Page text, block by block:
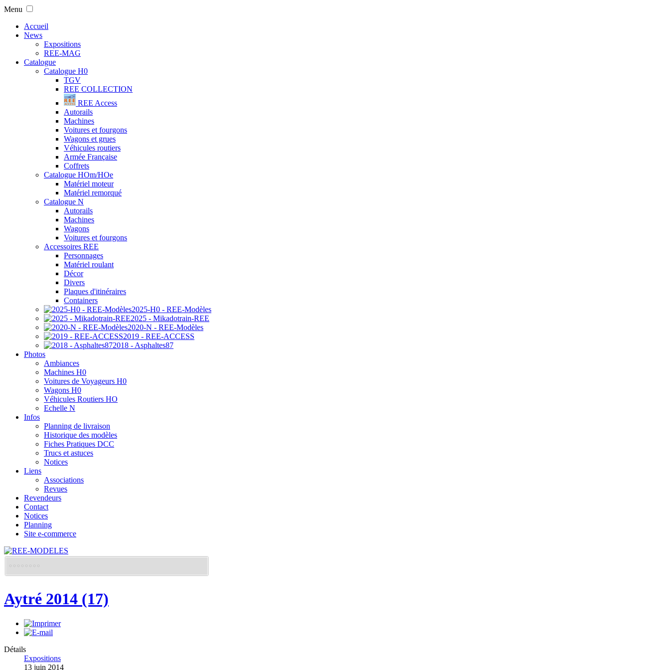
Menu
Accueil
News
Expositions
REE-MAG
Catalogue
Catalogue H0
TGV
REE COLLECTION
REE Access
Autorails
Machines
Voitures et fourgons
Wagons et grues
Véhicules routiers
Armée Française
Coffrets
Catalogue HOm/HOe
Matériel moteur
Matériel remorqué
Catalogue N
Autorails
Machines
Wagons
Voitures et fourgons
Accessoires REE
Personnages
Matériel roulant
Décor
Divers
Plaques d'itinéraires
Containers
2025-H0 - REE-Modèles
2025 - Mikadotrain-REE
2020-N - REE-Modèles
2019 - REE-ACCESS
2018 - Asphaltes87
Photos
Ambiances
Machines H0
Voitures de Voyageurs H0
Wagons H0
Véhicules Routiers HO
Echelle N
Infos
Planning de livraison
Historique des modèles
Fiches Pratiques DCC
Trucs et astuces
Notices
Liens
Associations
Revues
Revendeurs
Contact
Notices
Planning
Site e-commerce
Aytré 2014 (17)
Détails
Expositions
13 juin 2014